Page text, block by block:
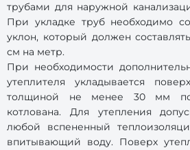
трубами для наружной
При укладке труб необходимо
уклон, который должен
см на метр.
При необходимости
утеплителя укладывается
толщиной не менее 30 мм
котлована. Для утепления
любой вспененный
впитывающий воду. Поверх